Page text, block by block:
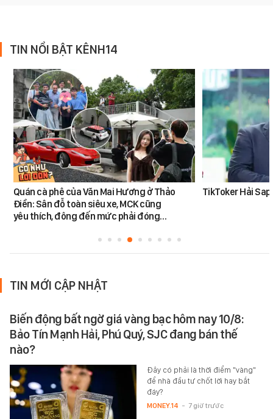
TIN NỔI BẬT KÊNH14
Quán cà phê của Văn Mai Hương ở Thảo
Điền: Sân đỗ toàn siêu xe, MCK cũng
yêu thích, đông đến mức phải đóng…
TikToker Hải
TIN MỚI CẬP NHẬT
Biến động bất ngờ giá vàng bạc hôm nay 10/8:
Bảo Tín Mạnh Hải, Phú Quý, SJC đang bán thế
nào?
Đây có phải là thời điểm "vàng"
để nhà đầu tư chốt lời hay bắt
đáy?
MONEY.14 - 7 giờ trước